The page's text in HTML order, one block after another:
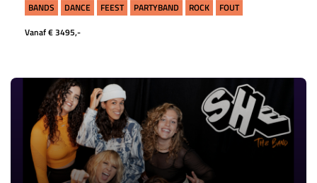
BANDS
DANCE FEEST PARTYBAND ROCK
FOUT
Vanaf € 3495,-